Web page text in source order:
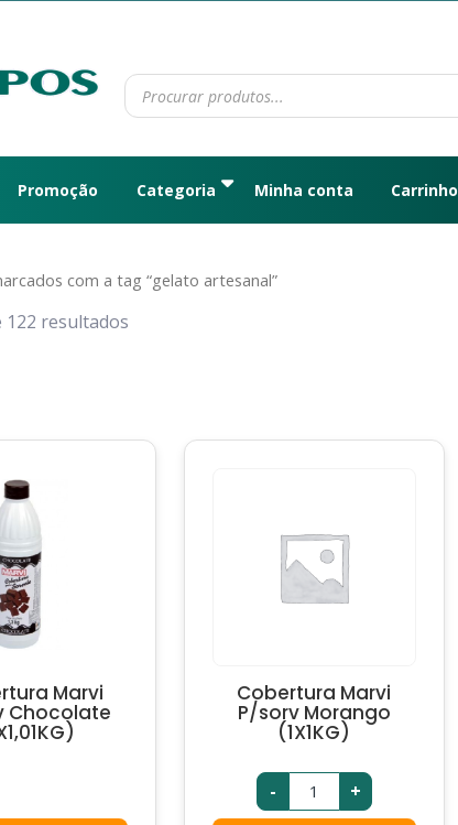
Promoção Categoria Minha conta Carrinho
com a tag “gelato artesanal”
122 resultados
Marvi
Chocolate
Cobertura Marvi
P/sorv Morango
(1X1KG)
- +